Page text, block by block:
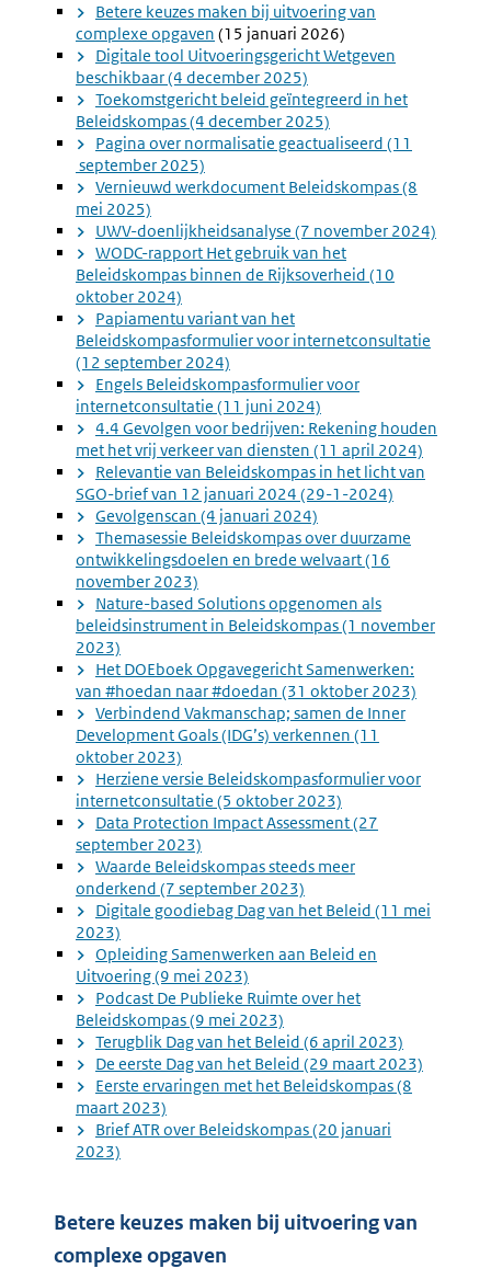
Betere keuzes maken bij uitvoering van
complexe opgaven (15 januari 2026)
Digitale tool Uitvoeringsgericht Wetgeven
beschikbaar (4 december 2025)
Toekomstgericht beleid geïntegreerd in het
Beleidskompas (4 december 2025)
Pagina over normalisatie geactualiseerd (11
september 2025)
Vernieuwd werkdocument Beleidskompas (8
mei 2025)
UWV-doenlijkheidsanalyse (7 november 2024)
WODC-rapport Het gebruik van het
Beleidskompas binnen de Rijksoverheid (10
oktober 2024)
Papiamentu variant van het
Beleidskompasformulier voor internetconsultatie
(12 september 2024)
Engels Beleidskompasformulier voor
internetconsultatie (11 juni 2024)
4.4 Gevolgen voor bedrijven: Rekening houden
met het vrij verkeer van diensten (11 april 2024)
Relevantie van Beleidskompas in het licht van
SGO-brief van 12 januari 2024 (29-1-2024)
Gevolgenscan (4 januari 2024)
Themasessie Beleidskompas over duurzame
ontwikkelingsdoelen en brede welvaart (16
november 2023)
Nature-based Solutions opgenomen als
beleidsinstrument in Beleidskompas (1 november
2023)
Het DOEboek Opgavegericht Samenwerken:
van #hoedan naar #doedan (31 oktober 2023)
Verbindend Vakmanschap; samen de Inner
Development Goals (IDG’s) verkennen (11
oktober 2023)
Herziene versie Beleidskompasformulier voor
internetconsultatie (5 oktober 2023)
Data Protection Impact Assessment (27
september 2023)
Waarde Beleidskompas steeds meer
onderkend (7 september 2023)
Digitale goodiebag Dag van het Beleid (11 mei
2023)
Opleiding Samenwerken aan Beleid en
Uitvoering (9 mei 2023)
Podcast De Publieke Ruimte over het
Beleidskompas (9 mei 2023)
Terugblik Dag van het Beleid (6 april 2023)
De eerste Dag van het Beleid (29 maart 2023)
Eerste ervaringen met het Beleidskompas (8
maart 2023)
Brief ATR over Beleidskompas (20 januari
2023)
Betere keuzes maken bij uitvoering van
complexe opgaven